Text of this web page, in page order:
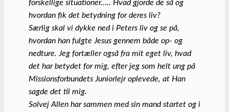
forskellige situationer….. Hvad gjorde de så og
hvordan fik det betydning for deres liv?
Særlig skal vi dykke ned i Peters liv og se på,
hvordan han fulgte Jesus gennem både op- og
nedture. Jeg fortæller også fra mit eget liv, hvad
det har betydet for mig, efter jeg som helt ung på
Missionsforbundets Juniorlejr oplevede, at Han
sagde det til mig.
Solvej Allen har sammen med sin mand startet og i